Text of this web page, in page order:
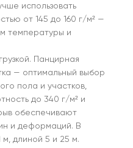
использовать
от 145 до 160 г/м² —
температуры и
Панцирная
— оптимальный выбор
пола и участков,
до 340 г/м² и
обеспечивают
и деформаций. В
длиной 5 и 25 м.